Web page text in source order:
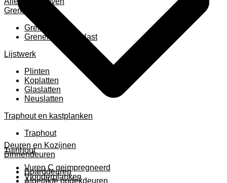
Grenen
Grenen B ruw
Grenen gevingerlast
Lijstwerk
Plinten
Koplatten
Glaslatten
Neuslatten
Traphout en kastplanken
Traphout
Tuinhout
Vuren C geimpregneerd
Vlonderplanken
Deuren en Kozijnen
Binnendeuren
Boarddeuren
Afgelakte opdekdeuren